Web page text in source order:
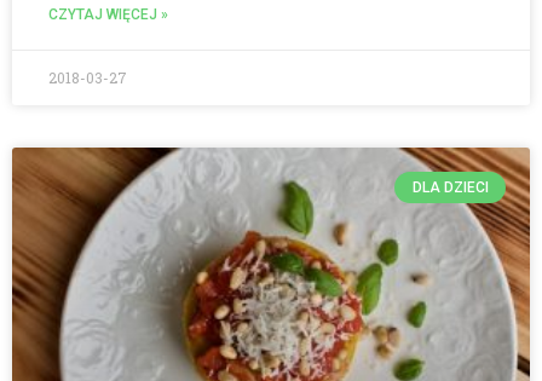
CZYTAJ WIĘCEJ »
2018-03-27
DLA DZIECI